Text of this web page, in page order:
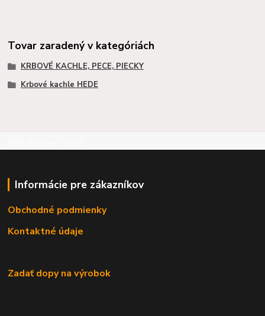
Tovar zaradený v kategóriách
KRBOVÉ KACHLE, PECE, PIECKY
Krbové kachle HEDE
Informácie pre zákazníkov
Obchodné podmienky
Kontaktné údaje
Zadať dopy na výrobok